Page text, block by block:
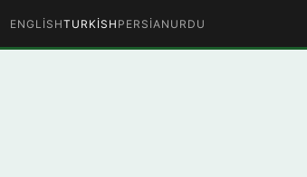
ENGLISHTURKISH PERSIAN URDU